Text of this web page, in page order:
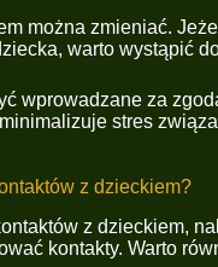
można zmieniać.
warto wystąpić
wprowadzane za
stres
z dzieckiem?
z dzieckiem,
kontakty. Warto